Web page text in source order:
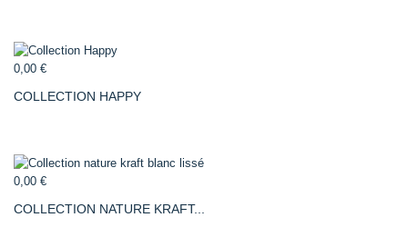
0,00 €
COLLECTION HAPPY
0,00 €
COLLECTION NATURE KRAFT...